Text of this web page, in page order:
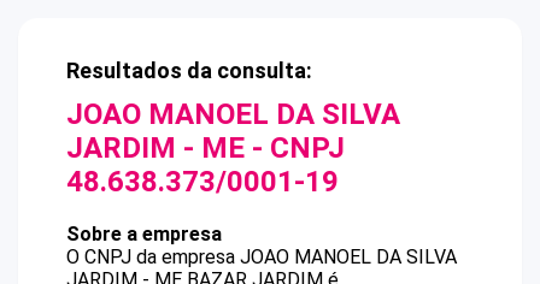
Resultados da consulta:
JOAO MANOEL DA SILVA
JARDIM - ME - CNPJ
48.638.373/0001-19
Sobre a empresa
O CNPJ da empresa JOAO MANOEL DA SILVA